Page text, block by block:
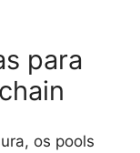
para
os pools